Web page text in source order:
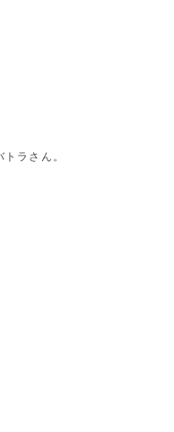
ラさん。